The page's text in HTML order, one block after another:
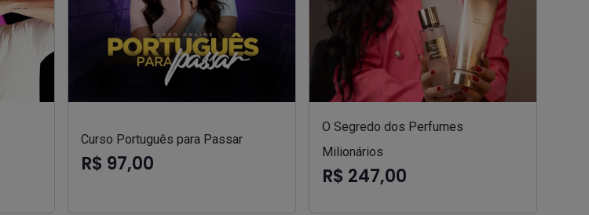
Curso Português para Passar
R$ 97,00
O Segredo dos Perfumes
Milionários
R$ 247,00